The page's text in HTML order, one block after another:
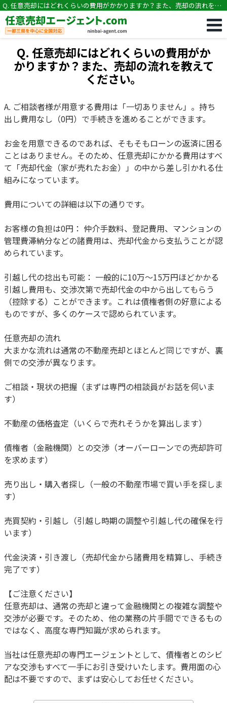
Q. 任意売却にはどれくらいの費用がかかりますか？また、売却の流れを教
えてください。
Q. 任意売却にはどれくらいの費用がか
かりますか？また、売却の流れを教えて
ください。
A. ご相談者様が用意する費用は「一切ありません」。持ち
出し費用なし（0円）で手続きを進めることができます。
お金を用意できるのであれば、そもそもローンの返済に困る
ことはありません。そのため、任意売却にかかる費用はすべ
て「売却代金（家が売れたお金）」の中から差し引かれる仕
組みになっています。
費用についての詳細は以下の通りです。
お客様の負担は0円： 仲介手数料、登記費用、マンションの
管理費滞納分などの諸費用は、売却代金から支払うことが認
められています。
引越し代の捻出も可能： 一般的に10万〜15万円ほどかかる
引越し費用も、交渉次第で売却代金の中から出してもらう
（控除する）ことができます。これは債権者側の好意による
ものですが、多くのケースで認められています。
任意売却の流れ
大まかな流れは通常の不動産売却とほとんど同じですが、裏
側での交渉が異なります。
ご相談・現状の把握（まずは専門の相談員がお話を伺いま
す）
不動産の価格査定（いくらで売れそうかを算出します）
債権者（金融機関）との交渉（オーバーローンでの売却許可
を求めます）
売り出し・購入者探し（一般の不動産市場で買い手を探しま
す）
売買契約・引越し（引越し時期の調整や引越し代の確保を行
います）
代金決済・引き渡し（売却代金から諸費用を精算し、手続き
完了です）
【ご注意ください】
任意売却は、通常の売却と違って金融機関との複雑な調整や
交渉が必要です。そのため、他の業務の片手間でできるもの
ではなく、高度な専門知識が求められます。
当社は任意売却の専門エージェントとして、債権者とのシビ
アな交渉もすべて一手にお引き受けいたします。費用面の心
配は不要ですので、まずは安心してお任せください。